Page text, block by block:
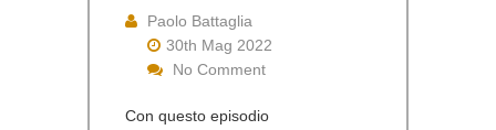
Paolo Battaglia
30th Mag 2022
No Comment
Con questo episodio